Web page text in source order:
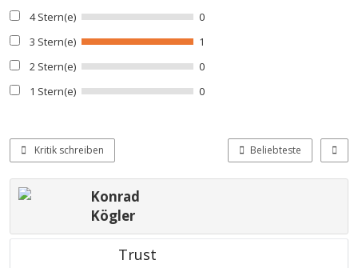
4 Stern(e)
0
3 Stern(e)
1
2 Stern(e)
0
1 Stern(e)
0
Kritik schreiben Beliebteste
Konrad
Kögler
Trust